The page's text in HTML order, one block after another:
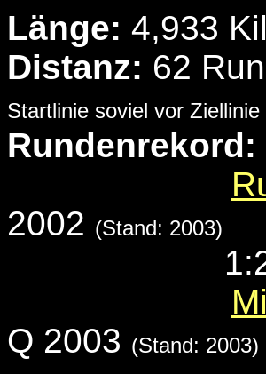
Länge: 4,933
Distanz: 62
Startlinie soviel vor Ziellinie
Rundenrekord:
2002 (Stand: 2003)
Q 2003 (Stand: 2003)